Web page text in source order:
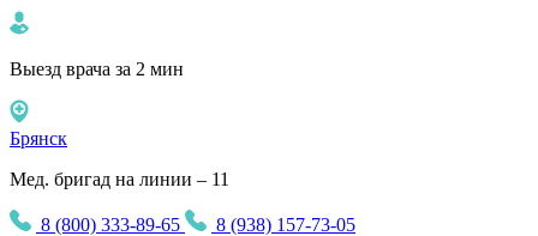
Выезд врача за 2 мин
Брянск
Мед. бригад на линии – 11
8 (800) 333-89-65
8 (938) 157-73-05